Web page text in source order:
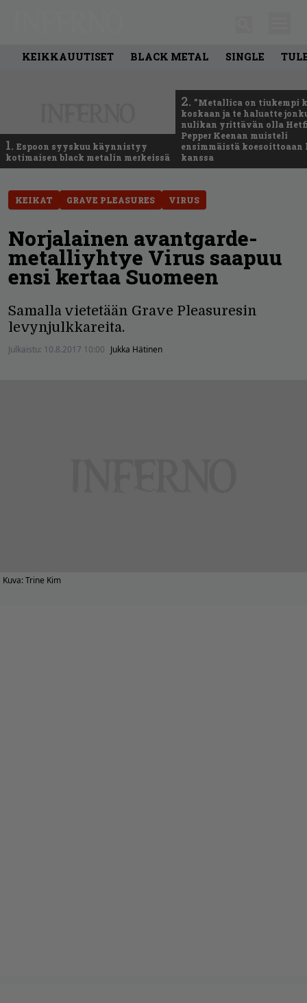
KEIKKAUUTISET BLACK METAL SINGLE
1. Espoon syyskuu käynnistyy
kotimaisen black metalin merkeissä
2. ”Metallica on tiukempi
koskaan ja te haluatte
nulikan yrittävän olla
Pepper Keenan muisteli
ensimmäistä
kanssa
KEIKAT GRAVE PLEASURES VIRUS
Norjalainen avantgarde-
metalliyhtye Virus saapuu
ensi kertaa Suomeen
Samalla vietetään Grave Pleasuresin
levynjulkkareita.
Julkaistu: 10.8.2017 10:00 Jukka Hätinen
Kuva: Trine Kim